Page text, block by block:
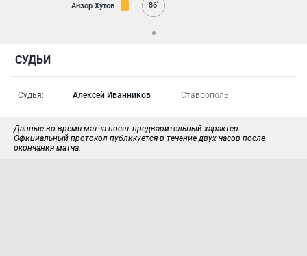
Анзор Хутов 86'
СУДЬИ
Судья: Алексей Иванников Ставрополь
Данные во время матча носят предварительный характер.
Официальный протокол публикуется в течение двух часов после
окончания матча.